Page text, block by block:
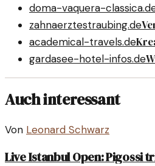
doma-vaquera-
zahnaerztestraubing.de
academical-travels.de
gardasee-hotel-infos.de
Auch interessant
Von Leonard Schwarz
Live Istanbul Open: Pigossi